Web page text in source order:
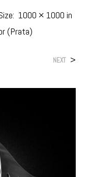
1000 × 1000 in
(Prata)
NEXT >